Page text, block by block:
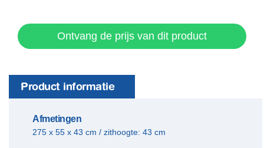
Ontvang de prijs van dit product
Product informatie
Afmetingen
275 x 55 x 43 cm / zithoogte: 43 cm